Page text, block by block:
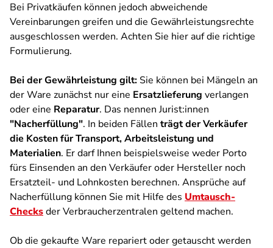
Bei Privatkäufen können jedoch abweichende
Vereinbarungen greifen und die Gewährleistungsrechte
ausgeschlossen werden. Achten Sie hier auf die richtige
Formulierung.
Bei der Gewährleistung gilt: Sie können bei Mängeln an
der Ware zunächst nur eine Ersatzlieferung verlangen
oder eine Reparatur. Das nennen Jurist:innen
"Nacherfüllung". In beiden Fällen trägt der Verkäufer
die Kosten für Transport, Arbeitsleistung und
Materialien. Er darf Ihnen beispielsweise weder Porto
fürs Einsenden an den Verkäufer oder Hersteller noch
Ersatzteil- und Lohnkosten berechnen. Ansprüche auf
Nacherfüllung können Sie mit Hilfe des Umtausch-
Checksder Verbraucherzentralen geltend machen.
Ob die gekaufte Ware repariert oder getauscht werden